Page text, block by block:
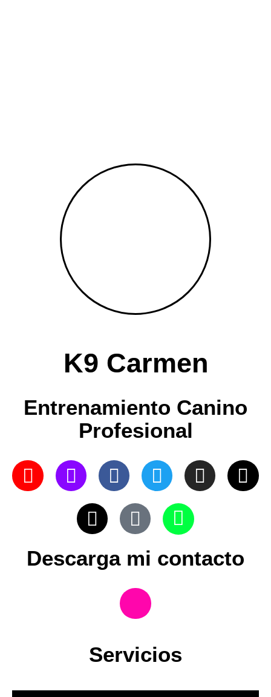
K9 Carmen
Entrenamiento Canino
Profesional
Descarga mi contacto
Servicios